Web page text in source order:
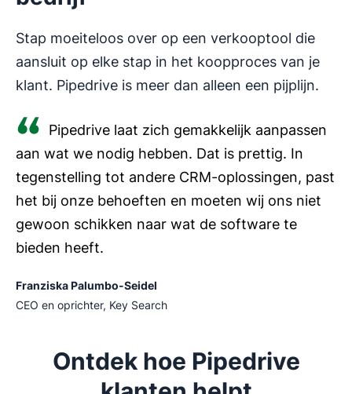
Stap moeiteloos over op een verkooptool die
aansluit op elke stap in het koopproces van je
klant. Pipedrive is meer dan alleen een pijplijn.
Pipedrive laat zich gemakkelijk aanpassen
aan wat we nodig hebben. Dat is prettig. In
tegenstelling tot andere CRM-oplossingen, past
het bij onze behoeften en moeten wij ons niet
gewoon schikken naar wat de software te
bieden heeft.
Franziska Palumbo-Seidel
CEO en oprichter, Key Search
Ontdek hoe Pipedrive